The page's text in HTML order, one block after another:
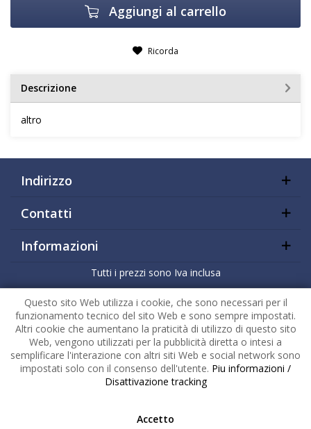
Aggiungi al carrello
Ricorda
Descrizione
altro
Indirizzo
Contatti
Informazioni
Tutti i prezzi sono Iva inclusa
Copyright2026 |HuckePackby426 - Your Digital Upgrade
Questo sito Web utilizza i cookie, che sono necessari per il
funzionamento tecnico del sito Web e sono sempre impostati.
Altri cookie che aumentano la praticità di utilizzo di questo sito
Web, vengono utilizzati per la pubblicità diretta o intesi a
semplificare l'interazione con altri siti Web e social network sono
impostati solo con il consenso dell'utente. Piu informazioni /
Disattivazione tracking
Accetto